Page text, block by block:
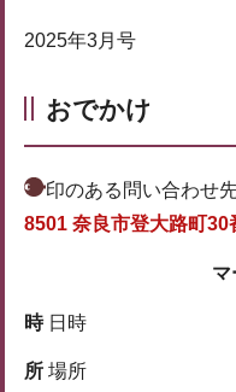
2025年3月号
おでかけ
印のある問い合わせ
8501 奈良市登大路町30
マ
時日時
所 場所